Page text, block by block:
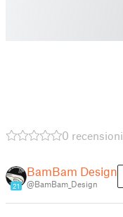
0 recensioni
21
BamBam Design
@BamBam_Design